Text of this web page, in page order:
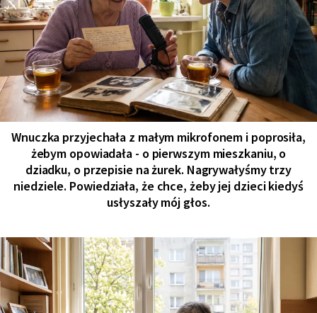
Wnuczka przyjechała z małym mikrofonem i poprosiła,
żebym opowiadała - o pierwszym mieszkaniu, o
dziadku, o przepisie na żurek. Nagrywałyśmy trzy
niedziele. Powiedziała, że chce, żeby jej dzieci kiedyś
usłyszały mój głos.